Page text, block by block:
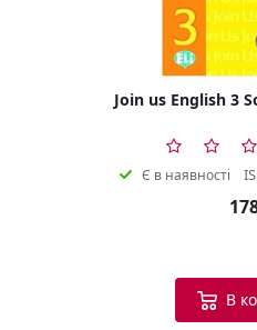
Join us English 3
Є в наявності
В